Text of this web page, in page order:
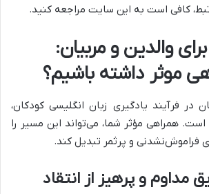
کافی است به این سایت مراجعه کنید.
والدین و مربیان:
موثر داشته باشیم؟
در فرآیند یادگیری زبان انگلیسی کودکان،
است. همراهی مؤثر شما، می‌تواند این مسیر را
فراموش‌نشدنی و پرثمر تبدیل کند.
مداوم و پرهیز از انتقاد